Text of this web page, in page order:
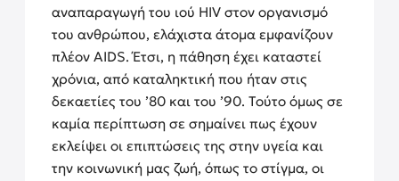
αναπαραγωγή του ιού HIV στον οργανισμό
του ανθρώπου, ελάχιστα άτομα εμφανίζουν
πλέον AIDS. Έτσι, η πάθηση έχει καταστεί
χρόνια, από καταληκτική που ήταν στις
δεκαετίες του ’80 και του ’90. Τούτο όμως σε
καμία περίπτωση σε σημαίνει πως έχουν
εκλείψει οι επιπτώσεις της στην υγεία και
την κοινωνική μας ζωή, όπως το στίγμα, οι